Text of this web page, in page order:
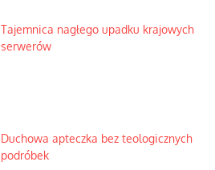
Tajemnica nagłego upadku krajowych
serwerów
Duchowa apteczka bez teologicznych
podróbek